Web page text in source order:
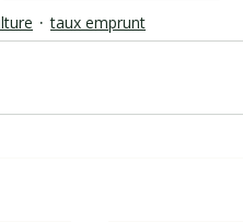
taux emprunt